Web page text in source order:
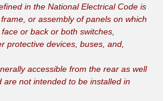
in the National Electrical Code is
or assembly of panels on which
or back or both switches,
protective devices, buses, and,
accessible from the rear as well
are not intended to be installed in